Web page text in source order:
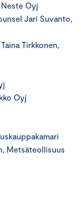
Oyj
Jari Suvanto,
Tirkkonen,
Oyj
Metsäteollisuus